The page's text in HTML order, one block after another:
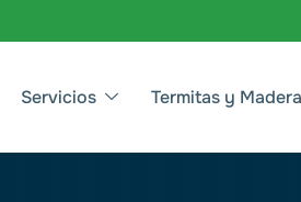
Servicios Termitas y Madera